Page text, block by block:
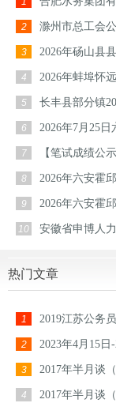
2 滁州市总工会
3 2026年砀山县
4 2026年蚌埠怀
5 长丰县部分镇
6 2026年7月25
7 【笔试成绩公
8 2026年六安霍
9 2026年六安霍
10 安徽省申博人
热门文章
1 2019江苏公务
2 2023年4月15
3 2017年半月谈
4 2017年半月谈